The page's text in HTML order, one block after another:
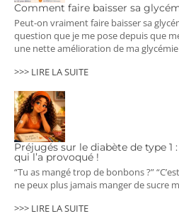
Comment faire baisser sa
Peut-on vraiment faire baisser sa
question que je me pose depuis que
une nette amélioration de ma
>>> LIRE LA SUITE
Préjugés sur le diabète de type 1
qui l’a provoqué !
“Tu as mangé trop de bonbons ?”
ne peux plus jamais manger de sucre
>>> LIRE LA SUITE